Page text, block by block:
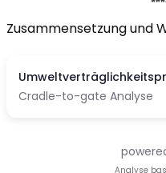
Zusammensetzung und